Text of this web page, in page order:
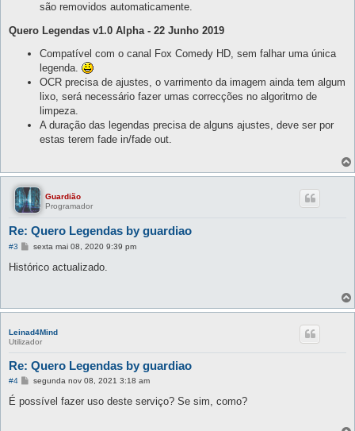
são removidos automaticamente.
Quero Legendas v1.0 Alpha - 22 Junho 2019
Compatível com o canal Fox Comedy HD, sem falhar uma única
legenda.
OCR precisa de ajustes, o varrimento da imagem ainda tem algum
lixo, será necessário fazer umas correcções no algoritmo de
limpeza.
A duração das legendas precisa de alguns ajustes, deve ser por
estas terem fade in/fade out.
Guardião
Programador
Re: Quero Legendas by guardiao
#3
M
n
m
sexta mai 08, 2020 9:39 pm
Histórico actualizado.
Leinad4Mind
Utilizador
Re: Quero Legendas by guardiao
#4
M
n
segunda nov 08, 2021 3:18 am
É possível fazer uso deste serviço? Se sim, como?